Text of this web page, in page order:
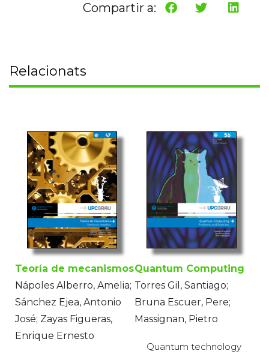
Compartir a:
Relacionats
Teoría de mecanismos
Nápoles Alberro, Amelia;
Sánchez Ejea, Antonio
José; Zayas Figueras,
Enrique Ernesto
Quantum Computing
Torres Gil, Santiago;
Bruna Escuer, Pere;
Massignan, Pietro
Quantum technology